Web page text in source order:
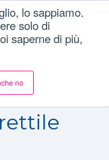
lo sappiamo.
solo di
saperne di più,
no